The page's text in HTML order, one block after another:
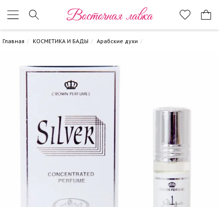
Восточная лавка
Главная КОСМЕТИКА И БАДЫ Арабские духи